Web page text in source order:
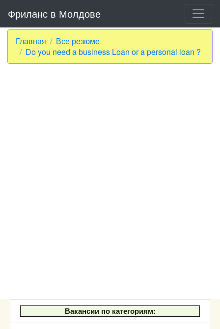
Фриланс в Молдове
Главная
Все резюме
Do you need a business Loan or a personal loan ?
Вакансии по категориям: